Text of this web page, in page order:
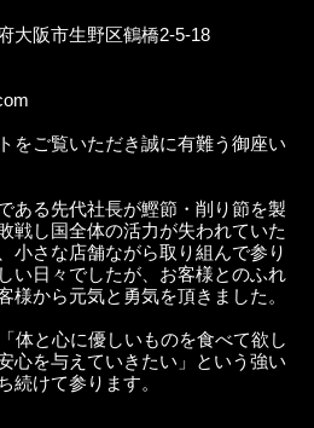
阪市生野区鶴橋2-5-18
をご覧いただき誠に有難う御座い
ある先代社長が鰹節・削り節を製
戦し国全体の活力が失われていた
小さな店舗ながら取り組んで参り
い日々でしたが、お客様とのふれ
様から元気と勇気を頂きました。
体と心に優しいものを食べて欲し
心を与えていきたい」という強い
続けて参ります。